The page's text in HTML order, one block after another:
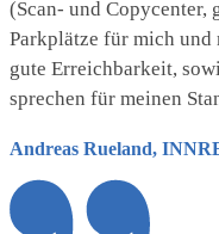
(Scan- und Copycenter,
Parkplätze für mich und
gute Erreichbarkeit,
sprechen für meinen
Andreas Rueland,